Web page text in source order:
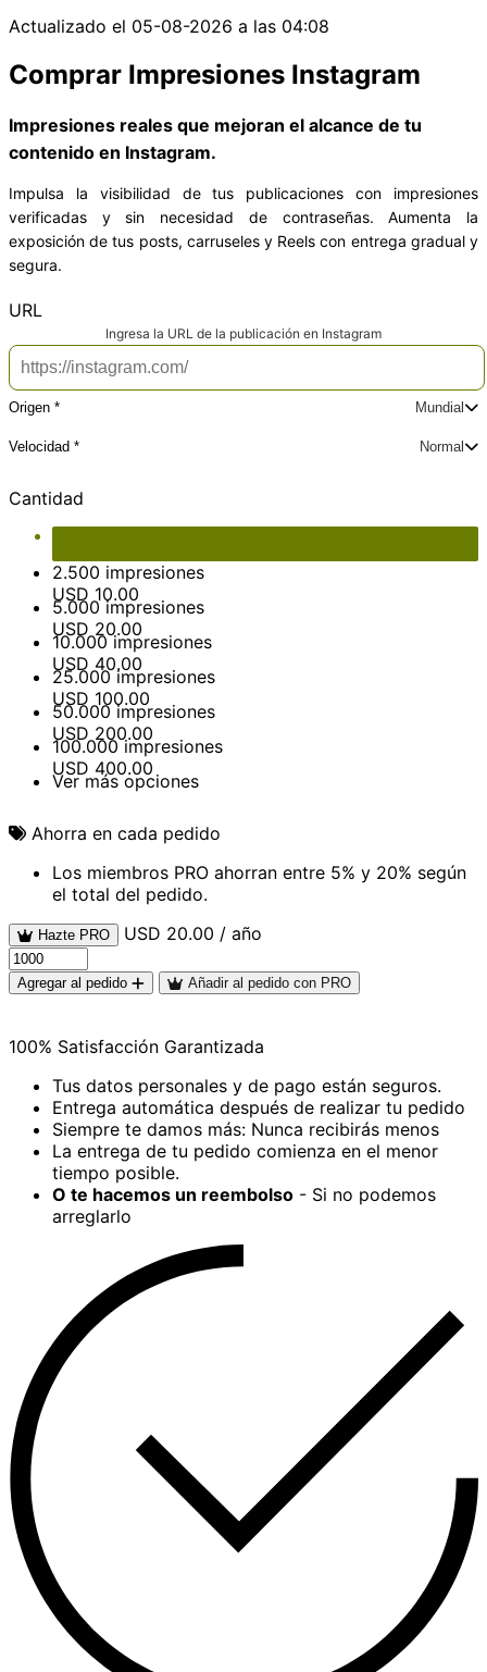
Actualizado el 05-08-2026 a las 04:08
Comprar Impresiones Instagram
Impresiones reales que mejoran el alcance de tu
contenido en Instagram.
Impulsa la visibilidad de tus publicaciones con impresiones
verificadas y sin necesidad de contraseñas. Aumenta la
exposición de tus posts, carruseles y Reels con entrega gradual y
segura.
URL
Ingresa la URL de la publicación en Instagram
Origen *
Mundial
Mundial España
México
Velocidad *
Normal
Total de las opciones
USD 4.00
Cantidad
2.500 impresiones
USD 10.00
5.000 impresiones
USD 20.00
10.000 impresiones
USD 40.00
25.000 impresiones
USD 100.00
50.000 impresiones
USD 200.00
100.000 impresiones
USD 400.00
Ver más opciones
Ahorra en cada pedido
Los miembros PRO ahorran entre 5% y 20% según
el total del pedido.
Hazte PRO USD 20.00 / año
Agregar al pedido Añadir al pedido con PRO
100% Satisfacción Garantizada
Tus datos personales y de pago están seguros.
Entrega automática después de realizar tu pedido
Siempre te damos más: Nunca recibirás menos
La entrega de tu pedido comienza en el menor
tiempo posible.
O te hacemos un reembolso - Si no podemos
arreglarlo